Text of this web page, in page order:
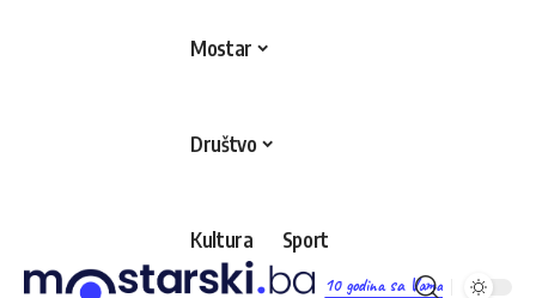
10 godina sa Vama
Mostar
Društvo
Kultura Sport